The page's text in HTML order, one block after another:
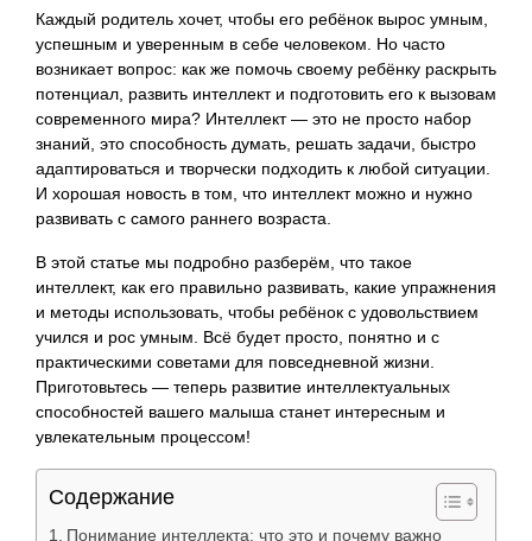
Каждый родитель хочет, чтобы его ребёнок вырос умным,
успешным и уверенным в себе человеком. Но часто
возникает вопрос: как же помочь своему ребёнку раскрыть
потенциал, развить интеллект и подготовить его к вызовам
современного мира? Интеллект — это не просто набор
знаний, это способность думать, решать задачи, быстро
адаптироваться и творчески подходить к любой ситуации.
И хорошая новость в том, что интеллект можно и нужно
развивать с самого раннего возраста.
В этой статье мы подробно разберём, что такое
интеллект, как его правильно развивать, какие упражнения
и методы использовать, чтобы ребёнок с удовольствием
учился и рос умным. Всё будет просто, понятно и с
практическими советами для повседневной жизни.
Приготовьтесь — теперь развитие интеллектуальных
способностей вашего малыша станет интересным и
увлекательным процессом!
Содержание
Понимание интеллекта: что это и почему важно